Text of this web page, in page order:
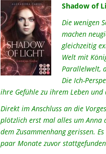
Shadow of
Die wenigen
machen
gleichzeitig
Welt mit
Parallelwelt,
Die Ich-
ihre Gefühle zu ihrem Leben
Direkt im Anschluss an die
plötzlich erst mal alles um Anna
dem Zusammenhang gerissen.
paar Monate zuvor